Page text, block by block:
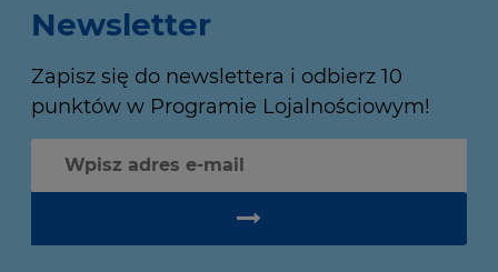
Newsletter
Zapisz się do newslettera i odbierz 10
punktów w Programie Lojalnościowym!